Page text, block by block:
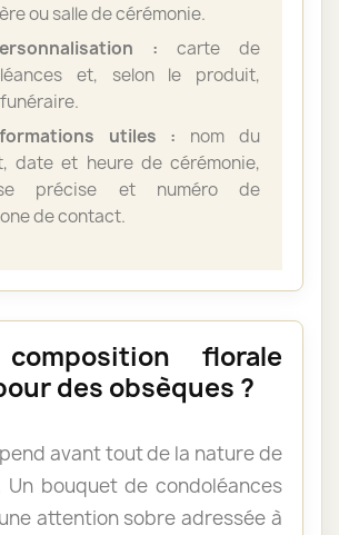
ou salle de cérémonie.
: carte de
et, selon le produit,
utiles : nom du
date et heure de cérémonie,
précise et numéro de
de contact.
florale
des obsèques ?
avant tout de la nature de
Un bouquet de condoléances
attention sobre adressée à